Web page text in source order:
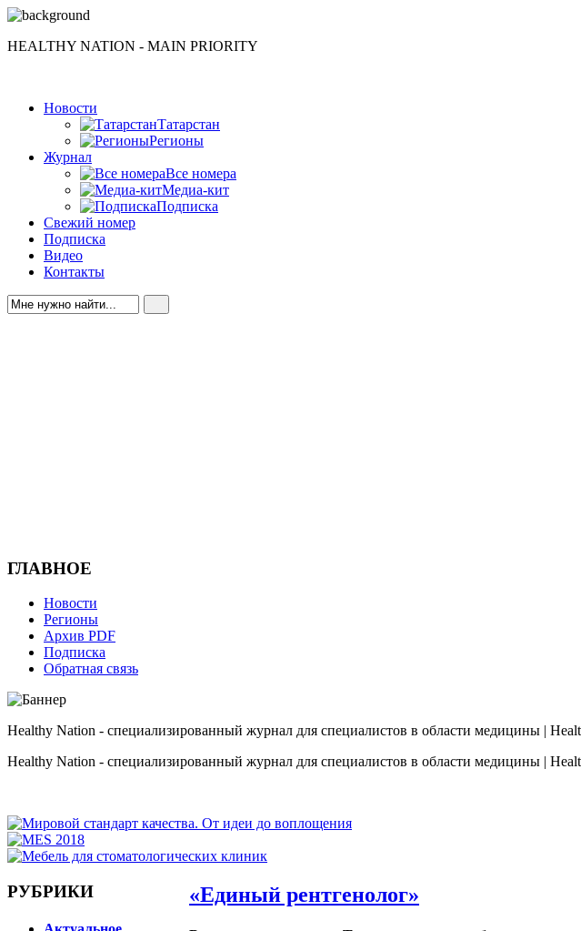
HEALTHY NATION - MAIN PRIORITY
Новости
Татарстан
Регионы
Журнал
Все номера
Медиа-кит
Подписка
Свежий номер
Подписка
Видео
Контакты
ГЛАВНОЕ
Новости
Регионы
Архив PDF
Подписка
Обратная связь
Healthy Nation - cпециализированный журнал для специалистов в области медицины |
Healthy Nation - cпециализированный журнал для специалистов в области медицины |
РУБРИКИ «Единый рентгенолог»